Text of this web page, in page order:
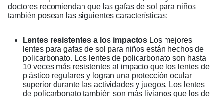
doctores recomiendan que las gafas de sol para niños
también posean las siguientes características:
Lentes resistentes a los impactos Los mejores
lentes para gafas de sol para niños están hechos de
policarbonato. Los lentes de policarbonato son hasta
10 veces más resistentes al impacto que los lentes de
plástico regulares y logran una protección ocular
superior durante las actividades y juegos. Los lentes
de policarbonato también son más livianos que los de